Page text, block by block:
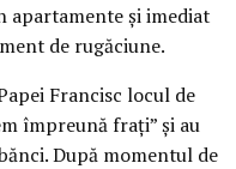
apartamente şi imediat
de rugăciune.
Francisc locul de
împreună fraţi” şi au
După momentul de